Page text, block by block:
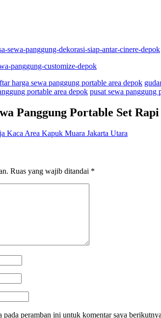
sewa-panggung-dekorasi-siap-antar-cinere-depok
panggung-customize-depok
harga sewa panggung portable area depok
portable area depok pusat sewa panggung
Panggung Portable Set
Kaca Area Kapuk Muara Jakarta Utara
Ruas yang wajib ditandai *
pada peramban ini untuk komentar saya